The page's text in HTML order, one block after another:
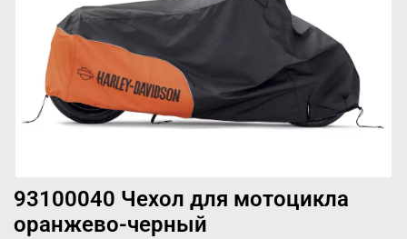
93100040 Чехол для мотоцикла
оранжево-черный